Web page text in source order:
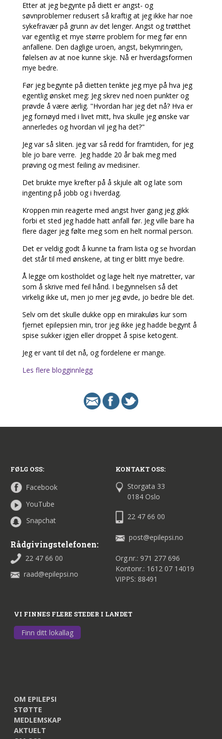
Etter at jeg begynte på diett er angst- og
søvnproblemer redusert så kraftig at jeg ikke har noe
sykefravær på grunn av det lenger. Angst og trøtthet
var egentlig et mye større problem for meg før enn
anfallene. Den daglige uroen, angst, bekymringen,
følelsen av at noe kunne skje. Nå er hverdagsformen
mye bedre.
Før jeg begynte på dietten tenkte jeg mye på hva jeg
egentlig ønsket meg: Jeg skrev ned noen punkter og
prøvde å være ærlig. "Hvordan har jeg det nå? Hva er
jeg fornøyd med i livet mitt, hva skulle jeg ønske var
annerledes og hvordan vil jeg ha det?"
Jeg var så sliten. jeg var så redd for framtiden, for jeg
ble jo bare verre. Jeg hadde 20 år bak meg med
prøving og mest feiling av medisiner.
Det brukte mye krefter på å skjule alt og late som
ingenting på jobb og i hverdag.
Kroppen min reagerte med angst hver gang jeg gikk
forbi et sted jeg hadde hatt anfall før. Jeg ville bare ha
flere dager jeg følte meg som en helt normal person.
Det er veldig godt å kunne ta fram lista og se hvordan
det står til med ønskene, at ting er blitt mye bedre.
Å legge om kostholdet og lage helt nye matretter, var
som å skrive med feil hånd. I begynnelsen så det
virkelig ikke ut, men jo mer jeg øvde, jo bedre ble det.
Selv om det skulle dukke opp en mirakuløs kur som
fjernet epilepsien min, tror jeg ikke jeg hadde begynt å
spise sukker igjen eller droppet å spise ketogent.
Jeg er vant til det nå, og fordelene er mange.
Les flere blogginnlegg
FØLG OSS:
Facebook
YouTube
Snapchat
Rådgivingstelefonen:
22 47 66 00
raad@epilepsi.no
KONTAKT OSS:
Storgata 33
0184 Oslo
22 47 66 00
post@epilepsi.no
Org.nr.: 971 277 696
Kontonr.: 1612 07 14019
VIPPS: 88491
VI FINNES FLERE STEDER I LANDET
Finn ditt lokallag
OM EPILEPSI
STØTTE
MEDLEMSKAP
AKTUELT